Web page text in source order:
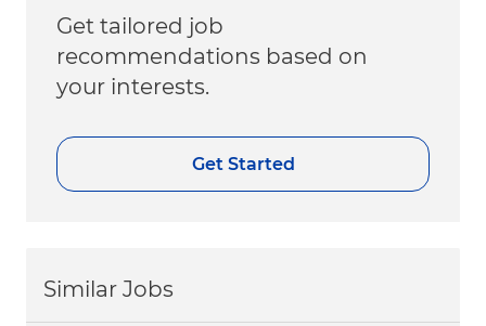
Get tailored job
recommendations based on
your interests.
Get Started
Similar Jobs